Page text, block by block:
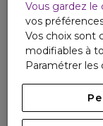
Vous gardez le
vos
Vos choix sont
modifiables à
Paramétrer les